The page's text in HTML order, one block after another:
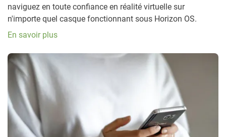
naviguez en toute confiance en réalité virtuelle sur
n'importe quel casque fonctionnant sous Horizon OS.
En savoir plus